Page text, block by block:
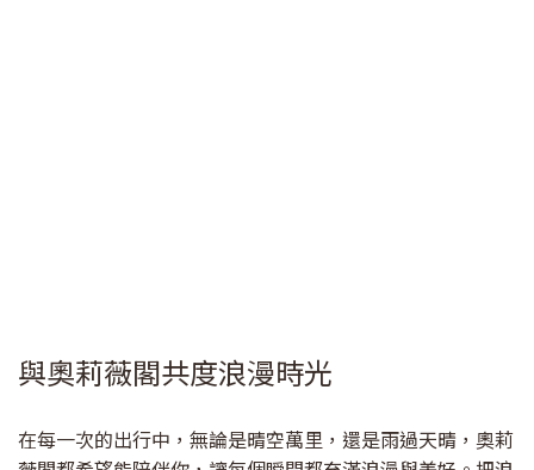
與奧莉薇閣共度浪漫時光
在每一次的出行中，無論是晴空萬里，還是雨過天晴，奧莉